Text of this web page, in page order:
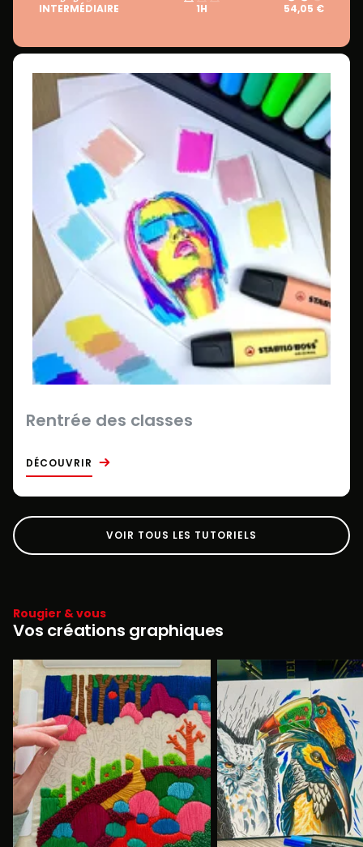
INTERMÉDIAIRE 1H 54,05 €
Rentrée des classes
DÉCOUVRIR
VOIR TOUS LES TUTORIELS
Rougier & vous
Vos créations graphiques